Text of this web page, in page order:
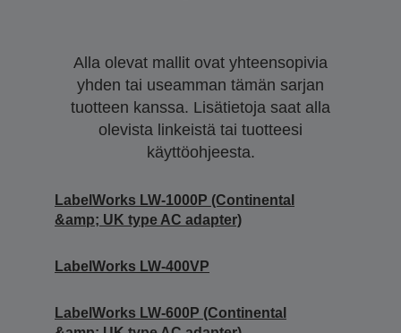
Alla olevat mallit ovat yhteensopivia
yhden tai useamman tämän sarjan
tuotteen kanssa. Lisätietoja saat alla
olevista linkeistä tai tuotteesi
käyttöohjeesta.
LabelWorks LW-1000P (Continental
&amp; UK type AC adapter)
LabelWorks LW-400VP
LabelWorks LW-600P (Continental